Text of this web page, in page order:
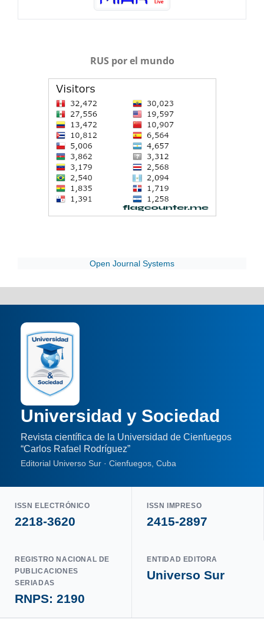
RUS por el mundo
Open Journal Systems
Universidad y Sociedad
Revista científica de la Universidad de Cienfuegos
“Carlos Rafael Rodríguez”
Editorial Universo Sur · Cienfuegos, Cuba
ISSN ELECTRÓNICO
2218-3620
ISSN IMPRESO
2415-2897
REGISTRO NACIONAL DE
PUBLICACIONES
SERIADAS
RNPS: 2190
ENTIDAD EDITORA
Universo Sur